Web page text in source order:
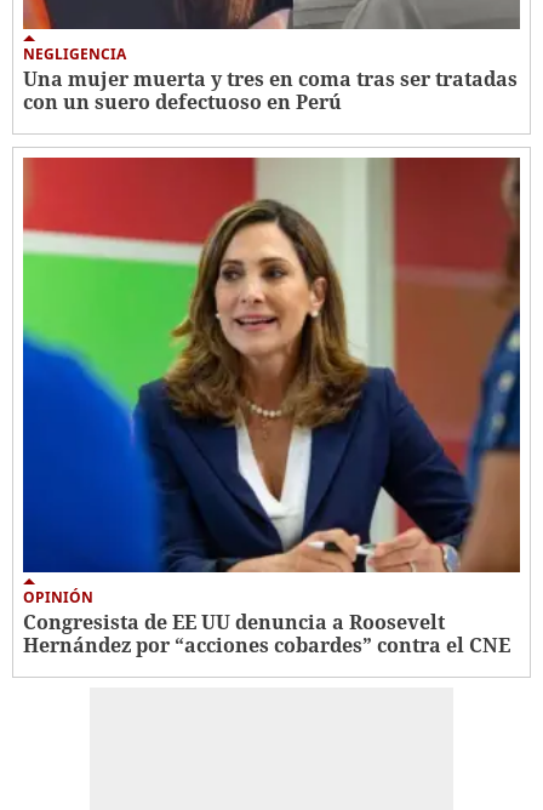
NEGLIGENCIA
Una mujer muerta y tres en coma tras ser tratadas
con un suero defectuoso en Perú
OPINIÓN
Congresista de EE UU denuncia a Roosevelt
Hernández por “acciones cobardes” contra el CNE